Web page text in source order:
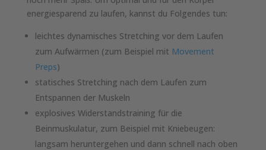
energiesparend zu laufen, kannst du Folgendes tun:
leichtes dynamisches Stretching vor dem Laufen
zum Aufwärmen (zum Beispiel mit Movement
Preps)
statisches Stretching nach dem Laufen zum
Entspannen der Muskeln
explosives Widerstandstraining für die
Beinmuskulatur, zum Beispiel mit Kniebeugen:
langsam heruntergehen und dann schnell nach oben